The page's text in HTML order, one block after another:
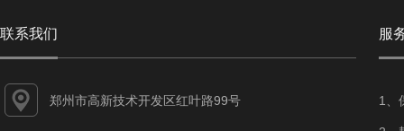
联系我们
郑州市高新技术开发区红叶路99号
服
1、